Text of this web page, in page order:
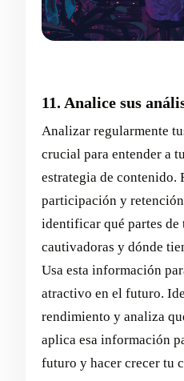
11. Analice sus
Analizar regularmente
crucial para entender a
estrategia de contenido.
participación y
identificar qué partes de
cautivadoras y dónde
Usa esta información
atractivo en el futuro.
rendimiento y analiza
aplica esa información
futuro y hacer crecer tu